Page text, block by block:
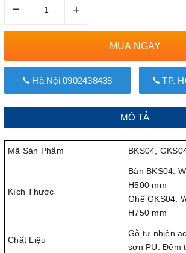
– +
MUA NGAY
Hà Nội 0902438438 TP.
MÔ TẢ
Mã Sản Phẩm BKS04,
Kích Thước
Bàn BKS04:
H500 mm
Ghế GKS04:
H750 mm
Chất Liệu
Gỗ tự nhiên
sơn PU. Đệm